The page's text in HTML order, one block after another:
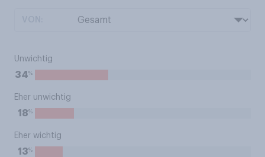
Unwichtig
34%
Eher unwichtig
18%
Eher wichtig
13%